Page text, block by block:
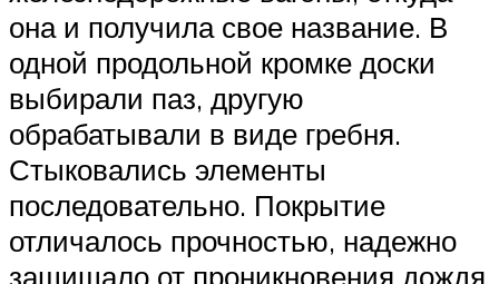
она и получила свое название. В
одной продольной кромке доски
выбирали паз, другую
обрабатывали в виде гребня.
Стыковались элементы
последовательно. Покрытие
отличалось прочностью, надежно
защищало от проникновения дождя